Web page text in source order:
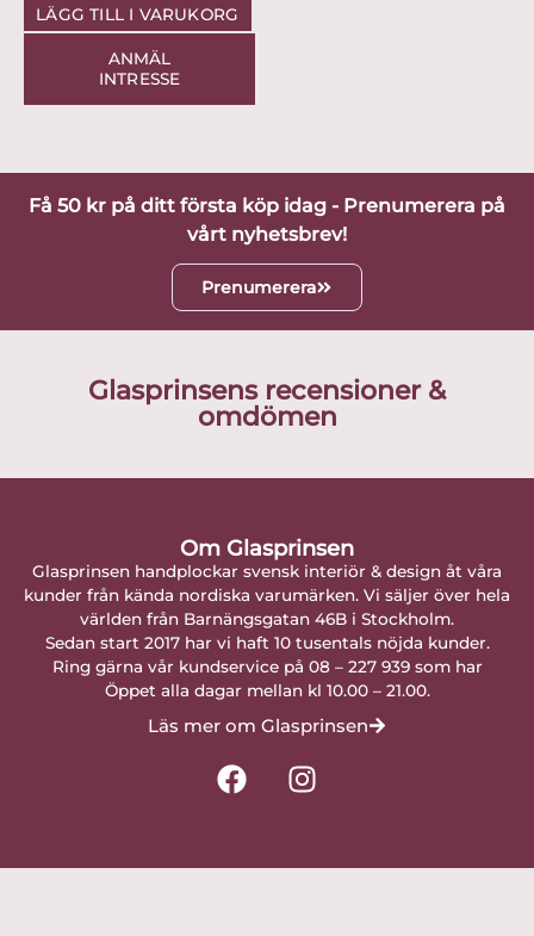
LÄGG TILL I VARUKORG
ANMÄL
INTRESSE
Få 50 kr på ditt första köp idag - Prenumerera på
vårt nyhetsbrev!
Prenumerera
Glasprinsens recensioner &
omdömen
Om Glasprinsen
Glasprinsen handplockar svensk interiör & design åt våra
kunder från kända nordiska varumärken. Vi säljer över hela
världen från Barnängsgatan 46B i Stockholm.
Sedan start 2017 har vi haft 10 tusentals nöjda kunder.
Ring gärna vår kundservice på 08 – 227 939 som har
Öppet alla dagar mellan kl 10.00 – 21.00.
Läs mer om Glasprinsen
F
a
I
n